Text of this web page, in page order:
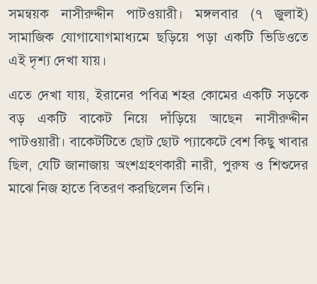
সমন্বয়ক নাসীরুদ্দীন পাটওয়ারী। মঙ্গলবার (৭ জুলাই)
সামাজিক যোগাযোগমাধ্যমে ছড়িয়ে পড়া একটি ভিডিওতে
এই দৃশ্য দেখা যায়।
এতে দেখা যায়, ইরানের পবিত্র শহর কোমের একটি সড়কে
বড় একটি বাকেট নিয়ে দাঁড়িয়ে আছেন নাসীরুদ্দীন
পাটওয়ারী। বাকেটটিতে ছোট ছোট প্যাকেটে বেশ কিছু খাবার
ছিল, যেটি জানাজায় অংশগ্রহণকারী নারী, পুরুষ ও শিশুদের
মাঝে নিজ হাতে বিতরণ করছিলেন তিনি।